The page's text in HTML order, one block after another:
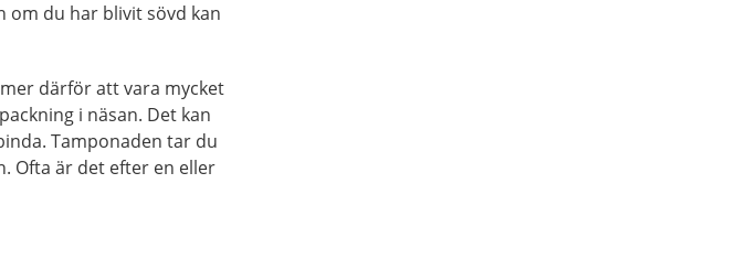
om du har blivit sövd kan
därför att vara mycket
i näsan. Det kan
Tamponaden tar du
Ofta är det efter en eller